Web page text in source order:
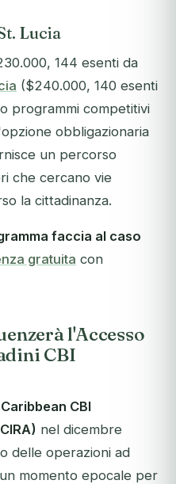
Lucia
144 esenti da
($240.000, 140 esenti
programmi competitivi
obbligazionaria
un percorso
che cercano vie
la cittadinanza.
faccia al caso
gratuita con
l'Accesso
CBI
CBI
nel dicembre
delle operazioni ad
momento epocale per